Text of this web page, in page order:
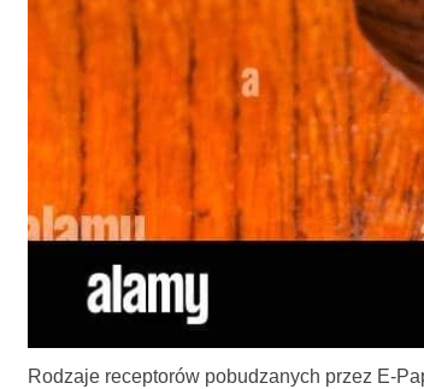
Rodzaje receptorów pobudzanych przez E-